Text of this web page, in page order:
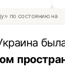
по состоянию на